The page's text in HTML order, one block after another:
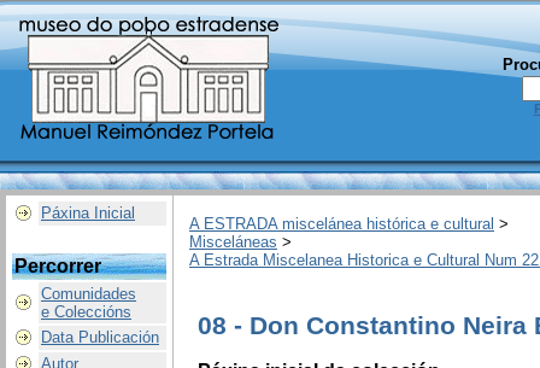
Páxina Inicial
Percorrer
Comunidades
e Coleccións
Data Publicación
Autor
A ESTRADA miscelánea histórica e cultural >
Misceláneas >
A Estrada Miscelanea Historica e Cultural Num
08 - Don Constantino Neira